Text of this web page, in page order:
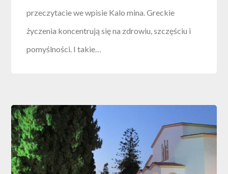
przeczytacie we wpisie Kalo mina. Greckie
życzenia koncentrują się na zdrowiu, szczęściu i
pomyślności. I takie…